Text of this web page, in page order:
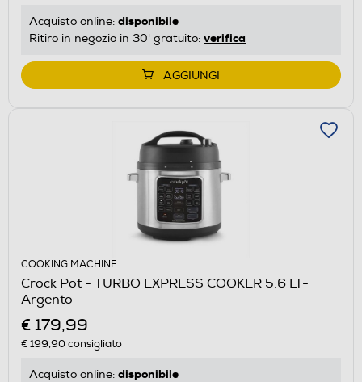
Acquisto online: disponibile
Ritiro in negozio in 30' gratuito: verifica
AGGIUNGI
COOKING MACHINE
Crock Pot - TURBO EXPRESS COOKER 5.6 LT-
Argento
€ 179,99
€ 199,90consigliato
Acquisto online: disponibile